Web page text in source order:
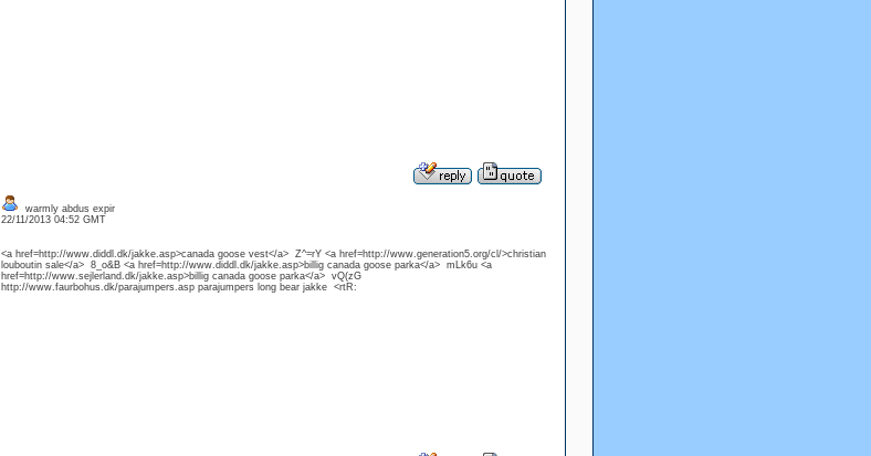
warmly abdus expir
22/11/2013 04:52 GMT
<a href=http://www.diddl.dk/jakke.asp>canada goose vest</a> Z^=rY <a href=http://www.generation5.org/cl/>christian
louboutin sale</a> 8_o&B <a href=http://www.diddl.dk/jakke.asp>billig canada goose parka</a> mLk6u <a
href=http://www.sejlerland.dk/jakke.asp>billig canada goose parka</a> vQ(zG
http://www.faurbohus.dk/parajumpers.asp parajumpers long bear jakke <rtR: